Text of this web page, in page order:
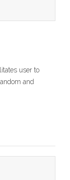
user to
and